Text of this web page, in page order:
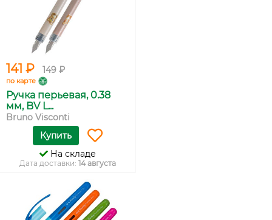
141 ₽ 149 ₽
по карте
Ручка перьевая, 0.38
мм, BV L...
Bruno Visconti
Купить
На складе
Дата доставки: 14 августа